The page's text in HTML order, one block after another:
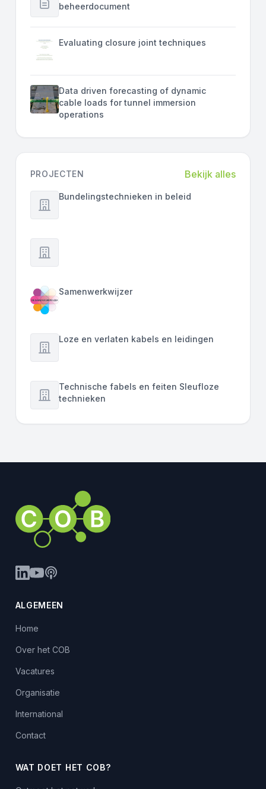
beheerdocument
Evaluating closure joint techniques
Data driven forecasting of dynamic
cable loads for tunnel immersion
operations
PROJECTEN Bekijk alles
Bundelingstechnieken in beleid
Samenwerkwijzer
Loze en verlaten kabels en leidingen
Technische fabels en feiten Sleufloze
technieken
ALGEMEEN
Home
Over het COB
Vacatures
Organisatie
International
Contact
WAT DOET HET COB?